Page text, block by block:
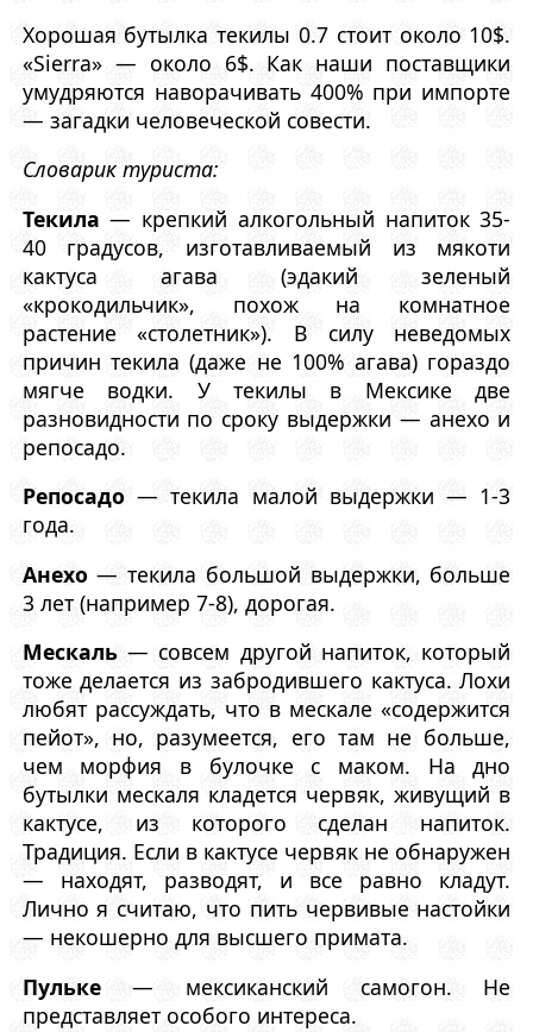
Хорошая бутылка текилы 0.7 стоит около 10$.
«Sierra» — около 6$. Как наши поставщики
умудряются наворачивать 400% при импорте
— загадки человеческой совести.
Словарик туриста:
Текила — крепкий алкогольный напиток 35-
40 градусов, изготавливаемый из мякоти
кактуса агава (эдакий зеленый
«крокодильчик», похож на комнатное
растение «столетник»). В силу неведомых
причин текила (даже не 100% агава) гораздо
мягче водки. У текилы в Мексике две
разновидности по сроку выдержки — анехо и
репосадо.
Репосадо— текила малой выдержки — 1-3
года.
Анехо — текила большой выдержки, больше
3 лет (например 7-8), дорогая.
Мескаль— совсем другой напиток, который
тоже делается из забродившего кактуса. Лохи
любят рассуждать, что в мескале «содержится
пейот», но, разумеется, его там не больше,
чем морфия в булочке с маком. На дно
бутылки мескаля кладется червяк, живущий в
кактусе, из которого сделан напиток.
Традиция. Если в кактусе червяк не обнаружен
— находят, разводят, и все равно кладут.
Лично я считаю, что пить червивые настойки
— некошерно для высшего примата.
Пульке— мексиканский самогон. Не
представляет особого интереса.